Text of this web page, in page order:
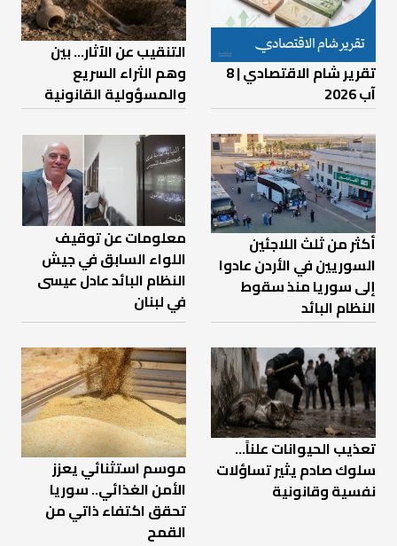
تقرير شام الاقتصادي | 8
آب 2026
التنقيب عن الآثار… بين
وهم الثراء السريع
والمسؤولية القانونية
أكثر من ثلث اللاجئين
السوريين في الأردن عادوا
إلى سوريا منذ سقوط
النظام البائد
معلومات عن توقيف
اللواء السابق في جيش
النظام البائد عادل عيسى
في لبنان
تعذيب الحيوانات علناً…
سلوك صادم يثير تساؤلات
نفسية وقانونية
موسم استثنائي يعزز
الأمن الغذائي.. سوريا
تحقق اكتفاء ذاتي من
القمح